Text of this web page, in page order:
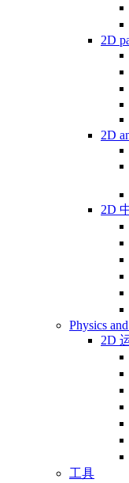
2D
2D
2D
Physics
2D
工具